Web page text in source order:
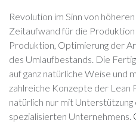
Revolution im Sinn von
Zeitaufwand für die
Produktion, Optimierung der
des Umlaufbestands. Die
auf ganz natürliche Weise und
zahlreiche Konzepte der Lean
natürlich nur mit Unterstützung
spezialisierten Unternehmens.